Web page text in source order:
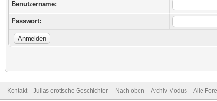
Benutzername:
Passwort:
Kontakt Julias erotische Geschichten Nach oben Archiv-Modus Alle